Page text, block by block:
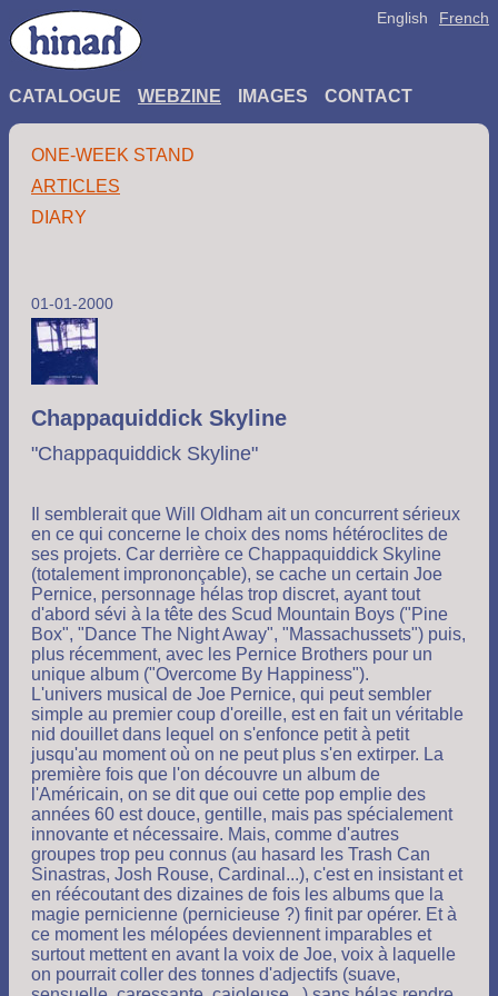
English French
CATALOGUE WEBZINE IMAGES CONTACT
ONE-WEEK STAND
ARTICLES
DIARY
01-01-2000
Chappaquiddick Skyline
"Chappaquiddick Skyline"
Il semblerait que Will Oldham ait un concurrent sérieux
en ce qui concerne le choix des noms hétéroclites de
ses projets. Car derrière ce Chappaquiddick Skyline
(totalement imprononçable), se cache un certain Joe
Pernice, personnage hélas trop discret, ayant tout
d'abord sévi à la tête des Scud Mountain Boys ("Pine
Box", "Dance The Night Away", "Massachussets") puis,
plus récemment, avec les Pernice Brothers pour un
unique album ("Overcome By Happiness").
L'univers musical de Joe Pernice, qui peut sembler
simple au premier coup d'oreille, est en fait un véritable
nid douillet dans lequel on s'enfonce petit à petit
jusqu'au moment où on ne peut plus s'en extirper. La
première fois que l'on découvre un album de
l'Américain, on se dit que oui cette pop emplie des
années 60 est douce, gentille, mais pas spécialement
innovante et nécessaire. Mais, comme d'autres
groupes trop peu connus (au hasard les Trash Can
Sinastras, Josh Rouse, Cardinal...), c'est en insistant et
en réécoutant des dizaines de fois les albums que la
magie pernicienne (pernicieuse ?) finit par opérer. Et à
ce moment les mélopées deviennent imparables et
surtout mettent en avant la voix de Joe, voix à laquelle
on pourrait coller des tonnes d'adjectifs (suave,